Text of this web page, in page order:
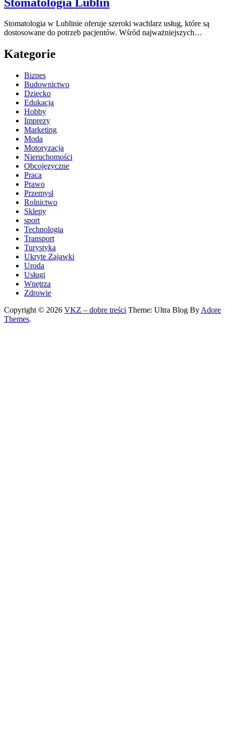
Stomatologia w Lublinie oferuje szeroki wachlarz usług, które są
dostosowane do potrzeb pacjentów. Wśród najważniejszych…
Kategorie
Biznes
Budownictwo
Dziecko
Edukacja
Hobby
Imprezy
Marketing
Moda
Motoryzacja
Nieruchomości
Obcojęzyczne
Praca
Prawo
Przemysł
Rolnictwo
Sklepy
sport
Technologia
Transport
Turystyka
Ukryte Zajawki
Uroda
Usługi
Wnętrza
Zdrowie
Copyright © 2026 VKZ – dobre treści Theme: Ultra Blog By Adore
Themes.